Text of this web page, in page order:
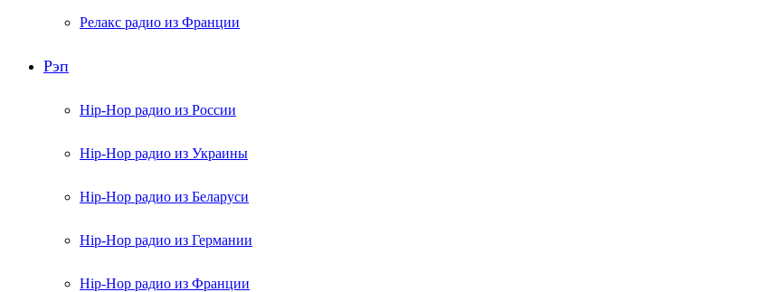
Релакс радио из Франции
Рэп
Hip-Hop радио из России
Hip-Hop радио из Украины
Hip-Hop радио из Беларуси
Hip-Hop радио из Германии
Hip-Hop радио из Франции